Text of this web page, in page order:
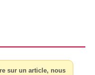
sur un article, nous